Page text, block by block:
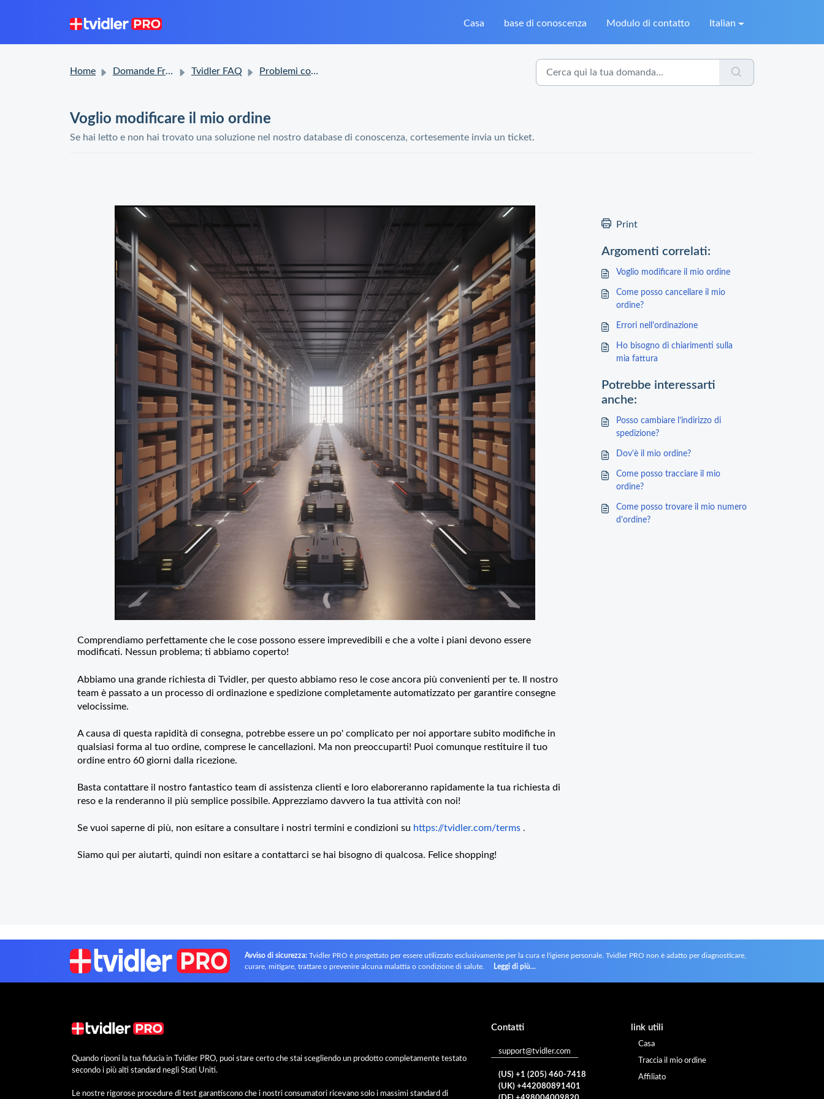
Casa base di conoscenza Modulo di contatto Italian
Home Domande Frequenti (FAQ) Tvidler FAQ Problemi con l'ordine
Voglio modificare il mio ordine
Se hai letto e non hai trovato una soluzione nel nostro database di conoscenza, cortesemente invia un ticket.
Comprendiamo perfettamente che le cose possono essere imprevedibili e che a volte i piani devono essere
modificati. Nessun problema; ti abbiamo coperto!
Abbiamo una grande richiesta di Tvidler, per questo abbiamo reso le cose ancora più convenienti per te. Il nostro
team è passato a un processo di ordinazione e spedizione completamente automatizzato per garantire consegne
velocissime.
A causa di questa rapidità di consegna, potrebbe essere un po' complicato per noi apportare subito modifiche in
qualsiasi forma al tuo ordine, comprese le cancellazioni. Ma non preoccuparti! Puoi comunque restituire il tuo
ordine entro 60 giorni dalla ricezione.
Basta contattare il nostro fantastico team di assistenza clienti e loro elaboreranno rapidamente la tua richiesta di
reso e la renderanno il più semplice possibile. Apprezziamo davvero la tua attività con noi!
Se vuoi saperne di più, non esitare a consultare i nostri termini e condizioni su https://tvidler.com/terms .
Siamo qui per aiutarti, quindi non esitare a contattarci se hai bisogno di qualcosa. Felice shopping!
Print
Argomenti correlati:
Voglio modificare il mio ordine
Come posso cancellare il mio
ordine?
Errori nell'ordinazione
Ho bisogno di chiarimenti sulla
mia fattura
Potrebbe interessarti
anche:
Posso cambiare l’indirizzo di
spedizione?
Dov'è il mio ordine?
Come posso tracciare il mio
ordine?
Come posso trovare il mio numero
d'ordine?
Avviso di sicurezza: Tvidler PRO è progettato per essere utilizzato esclusivamente per la cura e l'igiene personale. Tvidler PRO non è adatto per diagnosticare,
curare, mitigare, trattare o prevenire alcuna malattia o condizione di salute.
Leggi di più...
Quando riponi la tua fiducia in Tvidler PRO, puoi stare certo che stai scegliendo un prodotto completamente testato
secondo i più alti standard negli Stati Uniti.
Le nostre rigorose procedure di test garantiscono che i nostri consumatori ricevano solo i massimi standard di
Contatti
support@tvidler.com
(US) +1 (205) 460-7418
(UK) +442080891401
link utili
Casa
Traccia il mio ordine
Affiliato